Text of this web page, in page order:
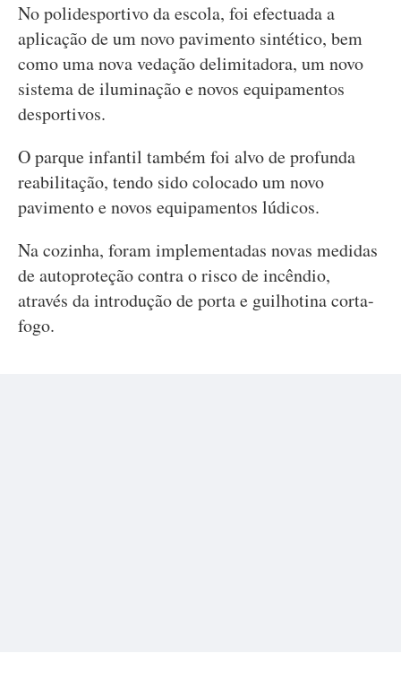
No polidesportivo da escola, foi efectuada a
aplicação de um novo pavimento sintético, bem
como uma nova vedação delimitadora, um novo
sistema de iluminação e novos equipamentos
desportivos.
O parque infantil também foi alvo de profunda
reabilitação, tendo sido colocado um novo
pavimento e novos equipamentos lúdicos.
Na cozinha, foram implementadas novas medidas
de autoproteção contra o risco de incêndio,
através da introdução de porta e guilhotina corta-
fogo.